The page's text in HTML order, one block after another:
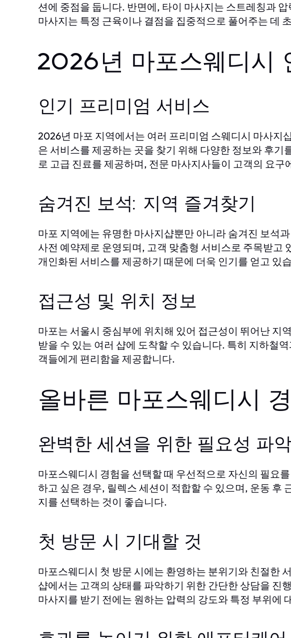
션에 중점을 둡니다. 반면에, 타이 마사지는 스트레칭과
마사지는 특정 근육이나 결점을 집중적으로 풀어주는 데
2026년 마포스웨디시
인기 프리미엄 서비스
2026년 마포 지역에서는 여러 프리미엄 스웨디시 마사지
은 서비스를 제공하는 곳을 찾기 위해 다양한 정보와 후
로 고급 진료를 제공하며, 전문 마사지사들이 고객의 요
숨겨진 보석: 지역 즐겨찾기
마포 지역에는 유명한 마사지샵뿐만 아니라 숨겨진 보석
사전 예약제로 운영되며, 고객 맞춤형 서비스로 주목받고
개인화된 서비스를 제공하기 때문에 더욱 인기를 얻고 있
접근성 및 위치 정보
마포는 서울시 중심부에 위치해 있어 접근성이 뛰어난 지
받을 수 있는 여러 샵에 도착할 수 있습니다. 특히 지하철
객들에게 편리함을 제공합니다.
올바른 마포스웨디시
완벽한 세션을 위한 필요성 파
마포스웨디시 경험을 선택할 때 우선적으로 자신의 필요
하고 싶은 경우, 릴렉스 세션이 적합할 수 있으며, 운동 후
지를 선택하는 것이 좋습니다.
첫 방문 시 기대할 것
마포스웨디시 첫 방문 시에는 환영하는 분위기와 친절한
샵에서는 고객의 상태를 파악하기 위한 간단한 상담을 진
마사지를 받기 전에는 원하는 압력의 강도와 특정 부위에